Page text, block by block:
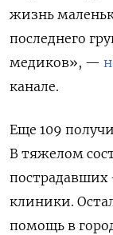
жизнь
последнего
медиков», —
канале.
Еще 109
В тяжелом
клиники.
помощь в